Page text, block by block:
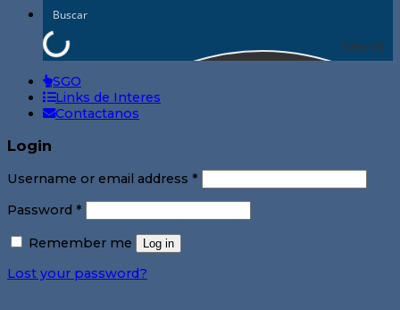
Search
SGO
Links de Interes
Contactanos
Login
Username or email address *
Password *
Remember me Log in
Lost your password?